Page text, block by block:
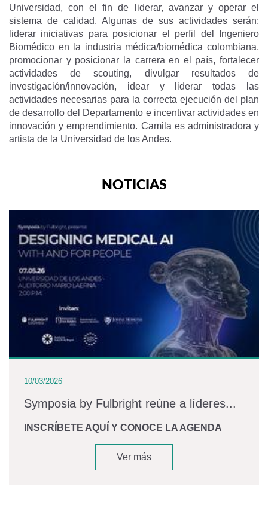
Universidad, con el fin de liderar, avanzar y operar el
sistema de calidad. Algunas de sus actividades serán:
liderar iniciativas para posicionar el perfil del Ingeniero
Biomédico en la industria médica/biomédica colombiana,
promocionar y posicionar la carrera en el país, fortalecer
actividades de scouting, divulgar resultados de
investigación/innovación, idear y liderar todas las
actividades necesarias para la correcta ejecución del plan
de desarrollo del Departamento e incentivar actividades en
innovación y emprendimiento. Camila es administradora y
artista de la Universidad de los Andes.
NOTICIAS
10/03/2026
Symposia by Fulbright reúne a líderes...
INSCRÍBETE AQUÍ Y CONOCE LA AGENDA
Ver más